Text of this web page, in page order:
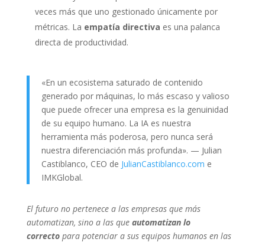
veces más que uno gestionado únicamente por
métricas. La empatía directiva es una palanca
directa de productividad.
«En un ecosistema saturado de contenido
generado por máquinas, lo más escaso y valioso
que puede ofrecer una empresa es la genuinidad
de su equipo humano. La IA es nuestra
herramienta más poderosa, pero nunca será
nuestra diferenciación más profunda». — Julian
Castiblanco, CEO de JulianCastiblanco.com e
IMKGlobal.
El futuro no pertenece a las empresas que más
automatizan, sino a las que automatizan lo
correctopara potenciar a sus equipos humanos en las